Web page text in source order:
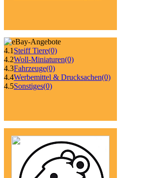
4.1 Steiff Tiere(0)
4.2Woll-Miniaturen(0)
4.3Fahrzeuge(0)
4.4Werbemittel & Drucksachen(0)
4.5Sonstiges(0)